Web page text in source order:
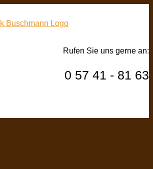
Rufen Sie uns gerne an:
0 57 41 - 81 63